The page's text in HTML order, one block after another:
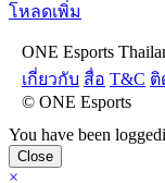
โหลดเพิ่ม
ONE Esports
เกี่ยวกับ สื่อ T&C ติ
© ONE Esports
You have been
Close
×